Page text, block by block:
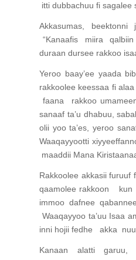
itti dubbachuu fi sagalee
Akkasumas,
“Kanaafis miira
duraan dursee rakkoo
Yeroo baay’ee yaada
rakkoolee keessaa fi
faana rakkoo
sanaaf ta’u dhabuu,
olii yoo ta’es, yeroo
Waaqayyootti
maaddii Mana
Rakkoolee akkasii
qaamolee rakkoon kun
immoo dafnee
Waaqayyoo ta’uu Isaa
inni hojii fedhe akka
Kanaan alatti garuu,